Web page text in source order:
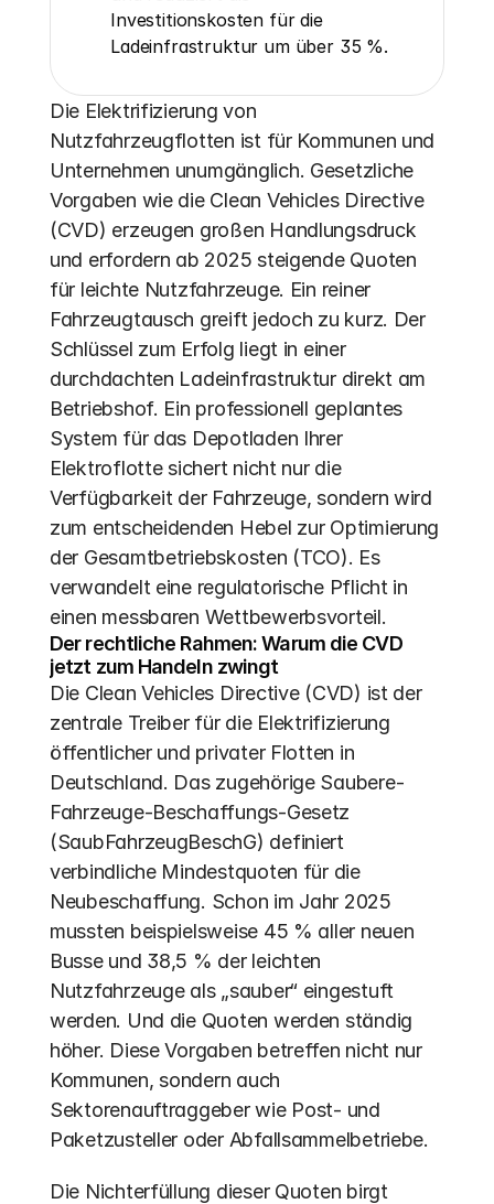
Investitionskosten für die
Ladeinfrastruktur um über 35 %.
Die Elektrifizierung von
Nutzfahrzeugflotten ist für Kommunen und
Unternehmen unumgänglich. Gesetzliche
Vorgaben wie die Clean Vehicles Directive
(CVD) erzeugen großen Handlungsdruck
und erfordern ab 2025 steigende Quoten
für leichte Nutzfahrzeuge. Ein reiner
Fahrzeugtausch greift jedoch zu kurz. Der
Schlüssel zum Erfolg liegt in einer
durchdachten Ladeinfrastruktur direkt am
Betriebshof. Ein professionell geplantes
System für das Depotladen Ihrer
Elektroflotte sichert nicht nur die
Verfügbarkeit der Fahrzeuge, sondern wird
zum entscheidenden Hebel zur Optimierung
der Gesamtbetriebskosten (TCO). Es
verwandelt eine regulatorische Pflicht in
einen messbaren Wettbewerbsvorteil.
Der rechtliche Rahmen: Warum die CVD
jetzt zum Handeln zwingt
Die Clean Vehicles Directive (CVD) ist der
zentrale Treiber für die Elektrifizierung
öffentlicher und privater Flotten in
Deutschland. Das zugehörige Saubere-
Fahrzeuge-Beschaffungs-Gesetz
(SaubFahrzeugBeschG) definiert
verbindliche Mindestquoten für die
Neubeschaffung. Schon im Jahr 2025
mussten beispielsweise 45 % aller neuen
Busse und 38,5 % der leichten
Nutzfahrzeuge als „sauber“ eingestuft
werden. Und die Quoten werden ständig
höher. Diese Vorgaben betreffen nicht nur
Kommunen, sondern auch
Sektorenauftraggeber wie Post- und
Paketzusteller oder Abfallsammelbetriebe.
Die Nichterfüllung dieser Quoten birgt